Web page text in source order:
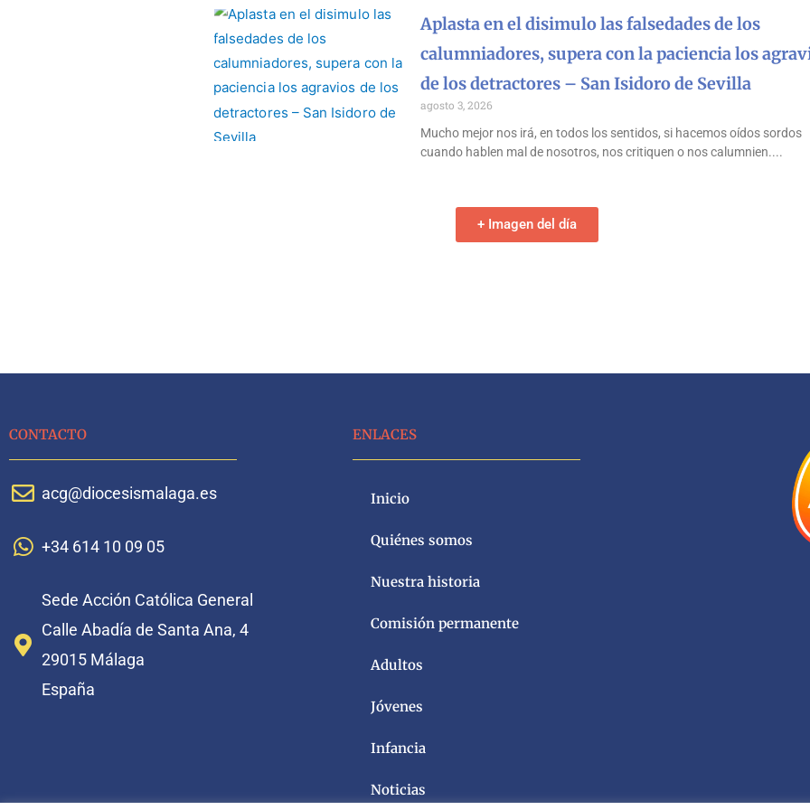
Aplasta en el disimulo las falsedades de los
calumniadores, supera con la paciencia los
de los detractores – San Isidoro de Sevilla
agosto 3, 2026
Mucho mejor nos irá, en todos los sentidos, si hacemos oídos sordos
cuando hablen mal de nosotros, nos critiquen o nos calumnien.
+ Imagen del día
CONTACTO
acg@diocesismalaga.es
+34 614 10 09 05
Sede Acción Católica General
Calle Abadía de Santa Ana, 4
29015 Málaga
España
ENLACES
Inicio
Quiénes somos
Nuestra historia
Comisión permanente
Adultos
Jóvenes
Infancia
Noticias